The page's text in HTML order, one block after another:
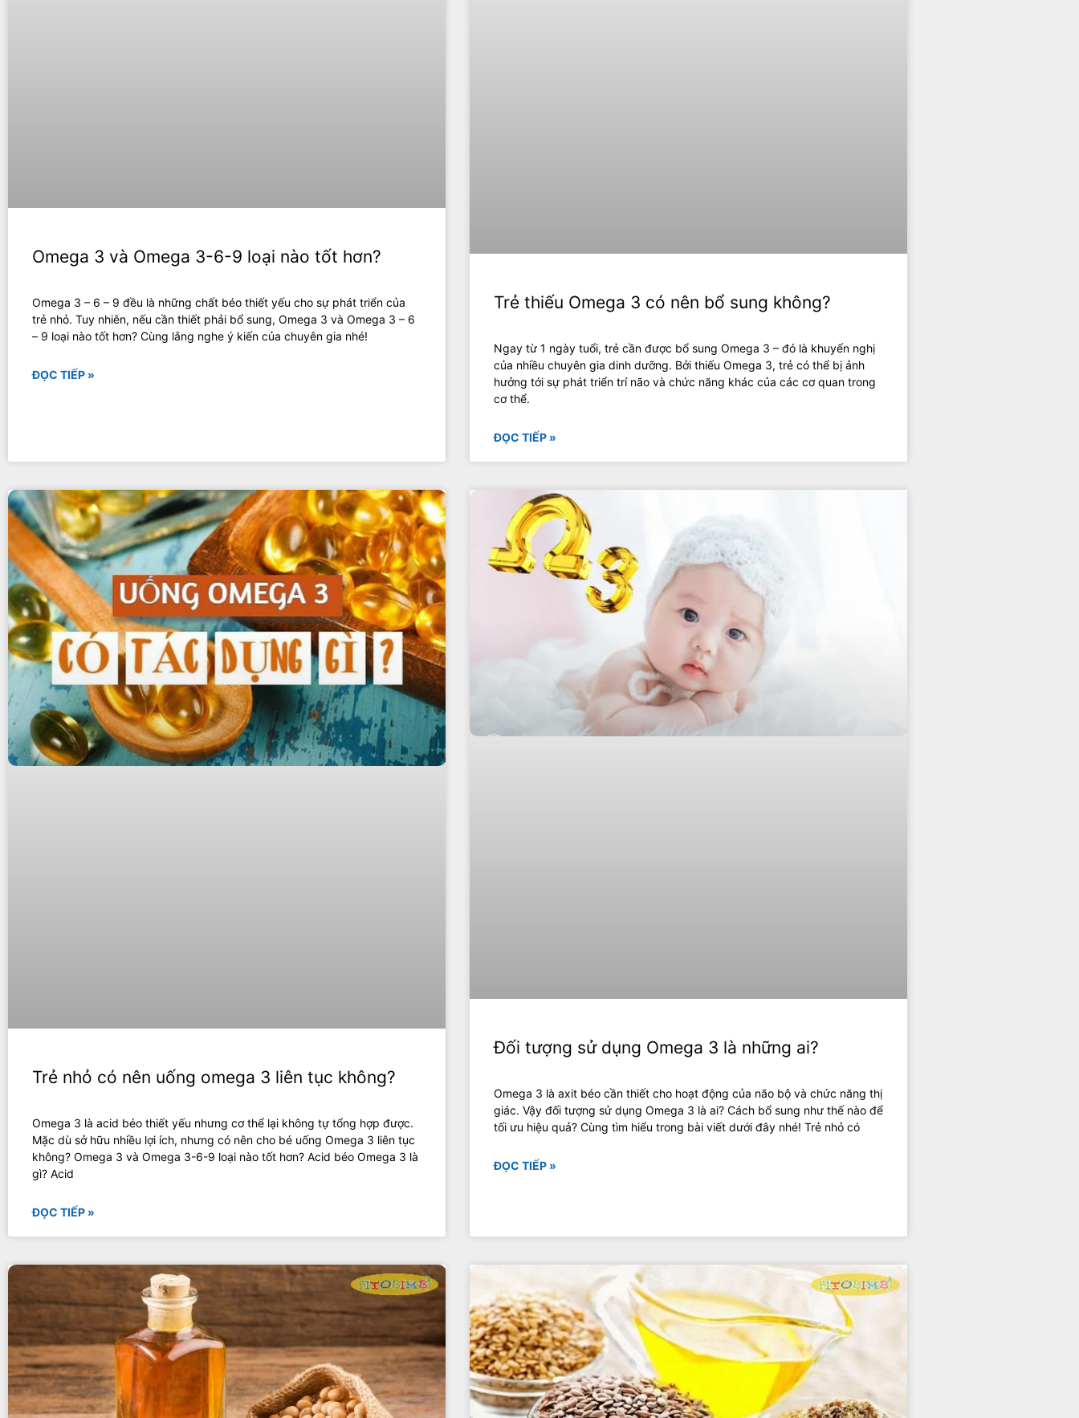
Omega 3 và Omega 3-6-9 loại nào tốt hơn?
Omega 3 – 6 – 9 đều là những chất béo thiết yếu cho sự phát triển của
trẻ nhỏ. Tuy nhiên, nếu cần thiết phải bổ sung, Omega 3 và Omega 3 – 6
– 9 loại nào tốt hơn? Cùng lắng nghe ý kiến của chuyên gia nhé!
ĐỌC TIẾP »
Trẻ thiếu Omega 3 có nên bổ sung không?
Ngay từ 1 ngày tuổi, trẻ cần được bổ sung Omega 3 – đó là khuyến nghị
của nhiều chuyên gia dinh dưỡng. Bởi thiếu Omega 3, trẻ có thể bị ảnh
hưởng tới sự phát triển trí não và chức năng khác của các cơ quan trong
cơ thể.
ĐỌC TIẾP »
Trẻ nhỏ có nên uống omega 3 liên tục không?
Omega 3 là acid béo thiết yếu nhưng cơ thể lại không tự tổng hợp được.
Mặc dù sở hữu nhiều lợi ích, nhưng có nên cho bé uống Omega 3 liên tục
không? Omega 3 và Omega 3-6-9 loại nào tốt hơn? Acid béo Omega 3 là
gì? Acid
ĐỌC TIẾP »
Đối tượng sử dụng Omega 3 là những ai?
Omega 3 là axit béo cần thiết cho hoạt động của não bộ và chức năng thị
giác. Vậy đối tượng sử dụng Omega 3 là ai? Cách bổ sung như thế nào để
tối ưu hiệu quả? Cùng tìm hiểu trong bài viết dưới đây nhé! Trẻ nhỏ có
ĐỌC TIẾP »